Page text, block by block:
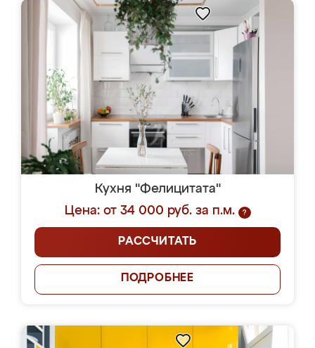
Кухня "Фелицитата"
Цена: от 34 000 руб. за п.м.
?
РАССЧИТАТЬ
ПОДРОБНЕЕ